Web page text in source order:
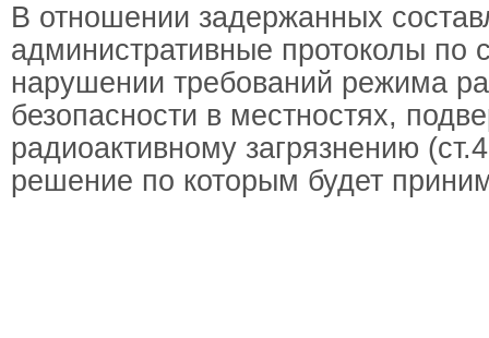
В отношении задержанных
административные протоколы по
нарушении требований режима
безопасности в местностях,
радиоактивному загрязнению
решение по которым будет